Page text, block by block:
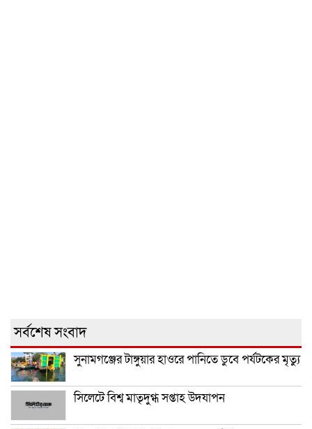
সর্বশেষ সংবাদ
সুনামগঞ্জের টাঙ্গুয়ার হাওরে পানিতে ডুবে পর্যটকের মৃত্যু
সিলেটে বিশ্ব মাতৃদুগ্ধ সপ্তাহ উদযাপন